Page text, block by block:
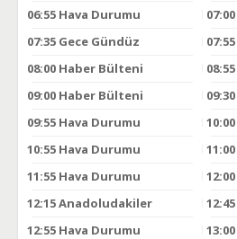
06:55 Hava Durumu 07:00
07:35 Gece Gündüz 07:55
08:00 Haber Bülteni 08:55
09:00 Haber Bülteni 09:30
09:55 Hava Durumu 10:00
10:55 Hava Durumu 11:00
11:55 Hava Durumu 12:00
12:15Anadoludakiler 12:45
12:55 Hava Durumu 13:00